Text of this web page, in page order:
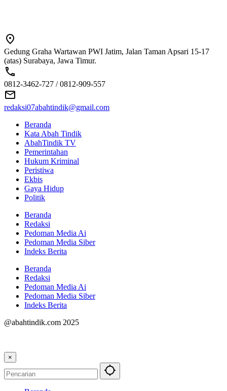
Gedung Graha Wartawan PWI Jatim, Jalan Taman Apsari 15-17
(atas) Surabaya, Jawa Timur.
0812-3462-727 / 0812-909-557
redaksi07abahtindik@gmail.com
Beranda
Kata Abah Tindik
AbahTindik TV
Pemerintahan
Hukum Kriminal
Peristiwa
Ekbis
Gaya Hidup
Politik
Beranda
Redaksi
Pedoman Media Ai
Pedoman Media Siber
Indeks Berita
Beranda
Redaksi
Pedoman Media Ai
Pedoman Media Siber
Indeks Berita
@abahtindik.com 2025
×